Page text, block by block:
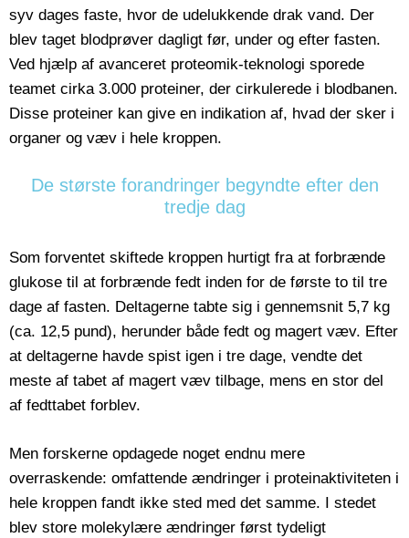
syv dages faste, hvor de udelukkende drak vand. Der
blev taget blodprøver dagligt før, under og efter fasten.
Ved hjælp af avanceret proteomik-teknologi sporede
teamet cirka 3.000 proteiner, der cirkulerede i blodbanen.
Disse proteiner kan give en indikation af, hvad der sker i
organer og væv i hele kroppen.
De største forandringer begyndte efter den
tredje dag
Som forventet skiftede kroppen hurtigt fra at forbrænde
glukose til at forbrænde fedt inden for de første to til tre
dage af fasten. Deltagerne tabte sig i gennemsnit 5,7 kg
(ca. 12,5 pund), herunder både fedt og magert væv. Efter
at deltagerne havde spist igen i tre dage, vendte det
meste af tabet af magert væv tilbage, mens en stor del
af fedttabet forblev.
Men forskerne opdagede noget endnu mere
overraskende: omfattende ændringer i proteinaktiviteten i
hele kroppen fandt ikke sted med det samme. I stedet
blev store molekylære ændringer først tydeligt